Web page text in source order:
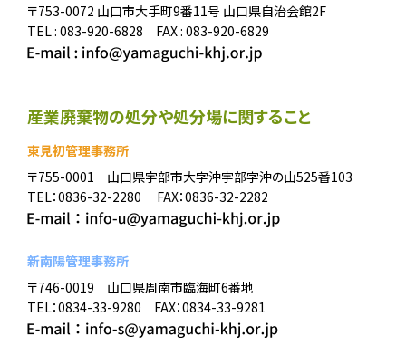
〒753-0072 山口市大手町9番11号 山口県自治会館2F
TEL : 083-920-6828 FAX : 083-920-6829
産業廃棄物の処分や処分場に関すること
東見初管理事務所
〒755-0001 山口県宇部市大字沖宇部字沖の山525番103
TEL：0836-32-2280 FAX：0836-32-2282
新南陽管理事務所
〒746-0019 山口県周南市臨海町6番地
TEL：0834-33-9280 FAX：0834-33-9281